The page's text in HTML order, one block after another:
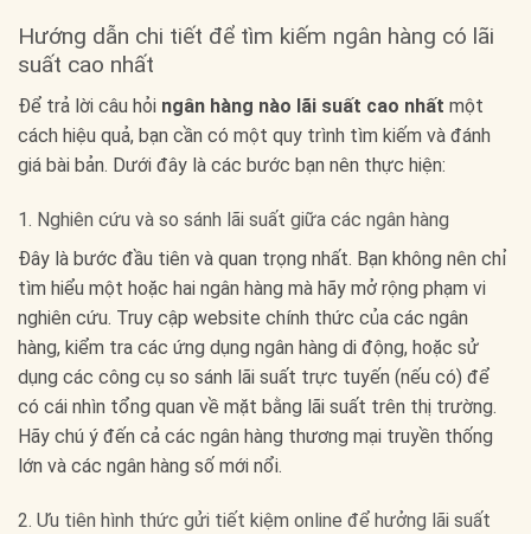
Hướng dẫn chi tiết để tìm kiếm ngân hàng có lãi
suất cao nhất
Để trả lời câu hỏi ngân hàng nào lãi suất cao nhất một
cách hiệu quả, bạn cần có một quy trình tìm kiếm và đánh
giá bài bản. Dưới đây là các bước bạn nên thực hiện:
1. Nghiên cứu và so sánh lãi suất giữa các ngân hàng
Đây là bước đầu tiên và quan trọng nhất. Bạn không nên chỉ
tìm hiểu một hoặc hai ngân hàng mà hãy mở rộng phạm vi
nghiên cứu. Truy cập website chính thức của các ngân
hàng, kiểm tra các ứng dụng ngân hàng di động, hoặc sử
dụng các công cụ so sánh lãi suất trực tuyến (nếu có) để
có cái nhìn tổng quan về mặt bằng lãi suất trên thị trường.
Hãy chú ý đến cả các ngân hàng thương mại truyền thống
lớn và các ngân hàng số mới nổi.
2. Ưu tiên hình thức gửi tiết kiệm online để hưởng lãi suất